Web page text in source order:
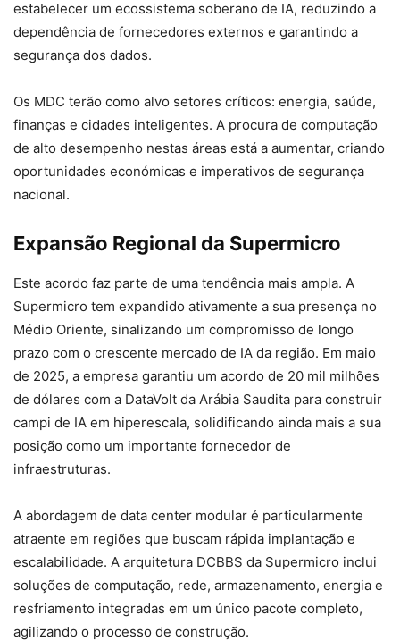
estabelecer um ecossistema soberano de IA, reduzindo a
dependência de fornecedores externos e garantindo a
segurança dos dados.
Os MDC terão como alvo setores críticos: energia, saúde,
finanças e cidades inteligentes. A procura de computação
de alto desempenho nestas áreas está a aumentar, criando
oportunidades económicas e imperativos de segurança
nacional.
Expansão Regional da Supermicro
Este acordo faz parte de uma tendência mais ampla. A
Supermicro tem expandido ativamente a sua presença no
Médio Oriente, sinalizando um compromisso de longo
prazo com o crescente mercado de IA da região. Em maio
de 2025, a empresa garantiu um acordo de 20 mil milhões
de dólares com a DataVolt da Arábia Saudita para construir
campi de IA em hiperescala, solidificando ainda mais a sua
posição como um importante fornecedor de
infraestruturas.
A abordagem de data center modular é particularmente
atraente em regiões que buscam rápida implantação e
escalabilidade. A arquitetura DCBBS da Supermicro inclui
soluções de computação, rede, armazenamento, energia e
resfriamento integradas em um único pacote completo,
agilizando o processo de construção.